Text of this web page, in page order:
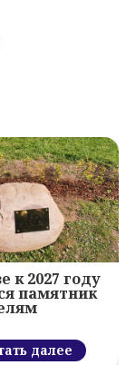
к 2027 году
памятник
далее